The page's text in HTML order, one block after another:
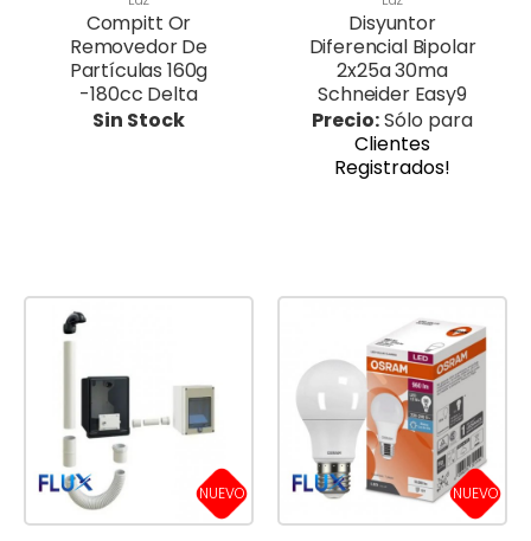
Compitt Or
Removedor De
Partículas 160g
-180cc Delta
Sin Stock
Disyuntor
Diferencial Bipolar
2x25a 30ma
Schneider Easy9
Precio:Sólo para
Clientes
Registrados!
NUEVO NUEVO